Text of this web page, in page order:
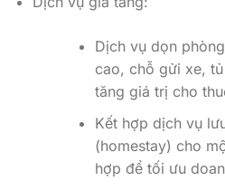
Dịch vụ dọn
cao, chỗ gửi xe,
tăng giá trị cho
Kết hợp dịch vụ
(homestay) cho
hợp để tối ưu